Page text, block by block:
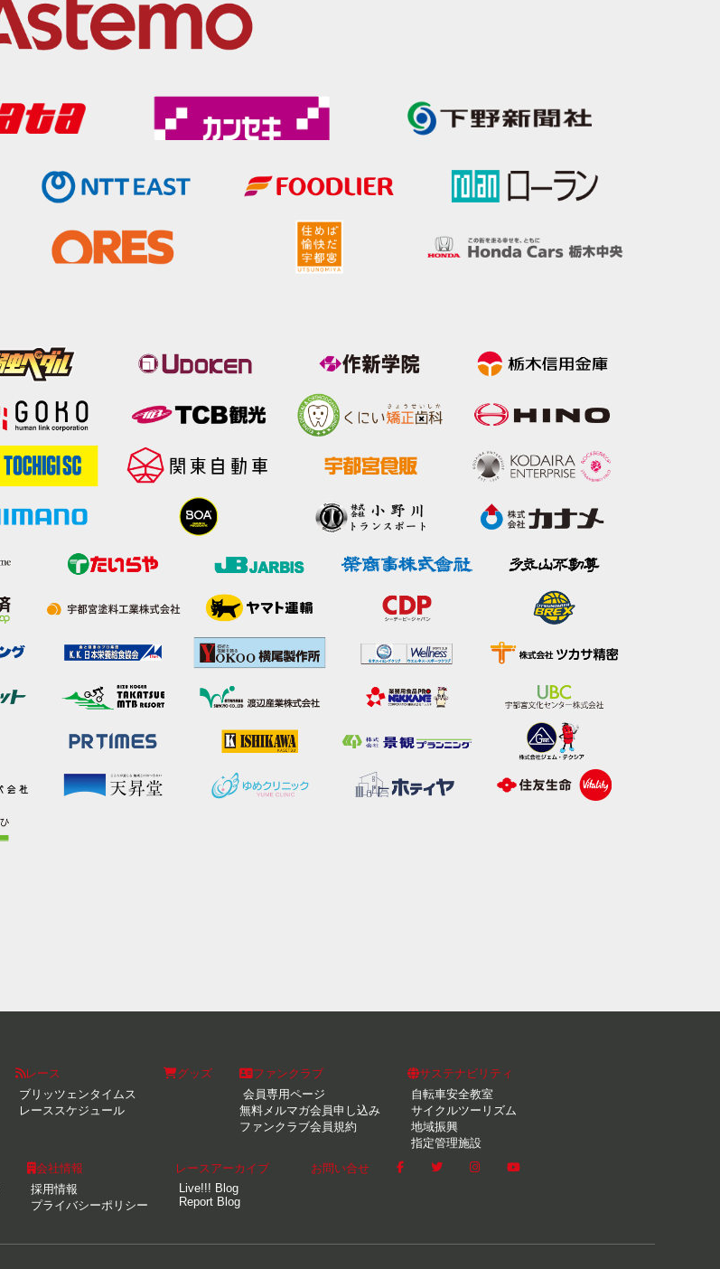
レース
ブリッツェンタイムス
レーススケジュール
グッズ
ファンクラブ
会員専用ページ
無料メルマガ会員申し込み
ファンクラブ会員規約
サステナビリティ
自転車安全教室
サイクルツーリズム
地域振興
指定管理施設
会社情報
採用情報
プライバシーポリシー
レースアーカイブ
Live!!! Blog
Report Blog
お問い合せ